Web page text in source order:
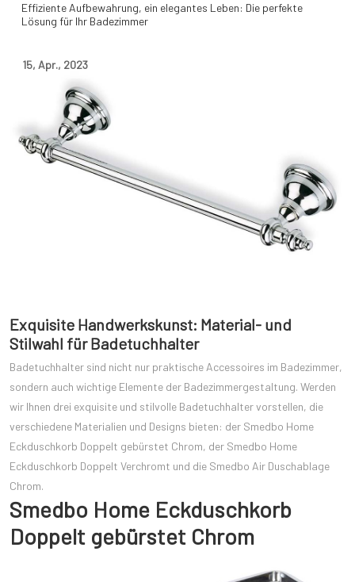
15, Apr., 2023
Exquisite Handwerkskunst: Material- und
Stilwahl für Badetuchhalter
Badetuchhalter sind nicht nur praktische Accessoires im Badezimmer,
sondern auch wichtige Elemente der Badezimmergestaltung. Werden
wir Ihnen drei exquisite und stilvolle Badetuchhalter vorstellen, die
verschiedene Materialien und Designs bieten: der Smedbo Home
Eckduschkorb Doppelt gebürstet Chrom, der Smedbo Home
Eckduschkorb Doppelt Verchromt und die Smedbo Air Duschablage
Chrom.
Smedbo Home Eckduschkorb
Doppelt gebürstet Chrom
Effiziente Aufbewahrung, ein elegantes Leben: Die perfekte
Lösung für Ihr Badezimmer